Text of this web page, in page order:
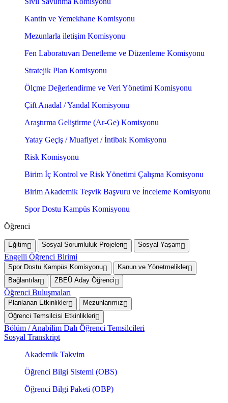
Kantin ve Yemekhane Komisyonu
Mezunlarla iletişim Komisyonu
Fen Laboratuvarı Denetleme ve Düzenleme Komisyonu
Stratejik Plan Komisyonu
Ölçme Değerlendirme ve Veri Yönetimi Komisyonu
Çift Anadal / Yandal Komisyonu
Araştırma Geliştirme (Ar-Ge) Komisyonu
Yatay Geçiş / Muafiyet / İntibak Komisyonu
Risk Komisyonu
Birim İç Kontrol ve Risk Yönetimi Çalışma Komisyonu
Birim Akademik Teşvik Başvuru ve İnceleme Komisyonu
Spor Dostu Kampüs Komisyonu
Öğrenci
Eğitim Sosyal Sorumluluk Projeleri Sosyal Yaşam
Engelli Öğrenci Birimi
Spor Dostu Kampüs Komisyonu
Kanun ve Yönetmelikler
Bağlantılar
ZBEÜ Aday Öğrenci
Öğrenci Buluşmaları
Planlanan Etkinlikler
Mezunlarımız
Öğrenci Temsilcisi Etkinlikleri
Bölüm / Anabilim Dalı Öğrenci Temsilcileri
Sosyal Transkript
Akademik Takvim
Öğrenci Bilgi Sistemi (OBS)
Öğrenci Bilgi Paketi (OBP)